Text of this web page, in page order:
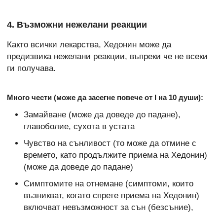
4. Възможни нежелани реакции
Както всички лекарства, Хедонин може да
предизвика нежелани реакции, въпреки че не всеки
ги получава.
Много чести (може да засегне повече от I на 10 души):
Замайване (може да доведе до падане),
главоболие, сухота в устата
Чувство на сънливост (то може да отмине с
времето, като продължите приема на Хедонин)
(може да доведе до падане)
Симптомите на отнемане (симптоми, които
възникват, когато спрете приема на Хедонин)
включват невъзможност за сън (безсъние),